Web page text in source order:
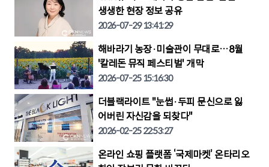
생생한 현장 정보 공유
2026-07-29 13:41:29
해바라기 농장·미술관이 무대로…8월
'칼레돈 뮤직 페스티벌' 개막
2026-07-25 15:16:30
더블랙라이트 "눈썹·두피 문신으로 잃
어버린 자신감을 되찾다"
2026-02-25 22:53:27
온라인 쇼핑 플랫폼 ‘국제마켓’ 온타리오